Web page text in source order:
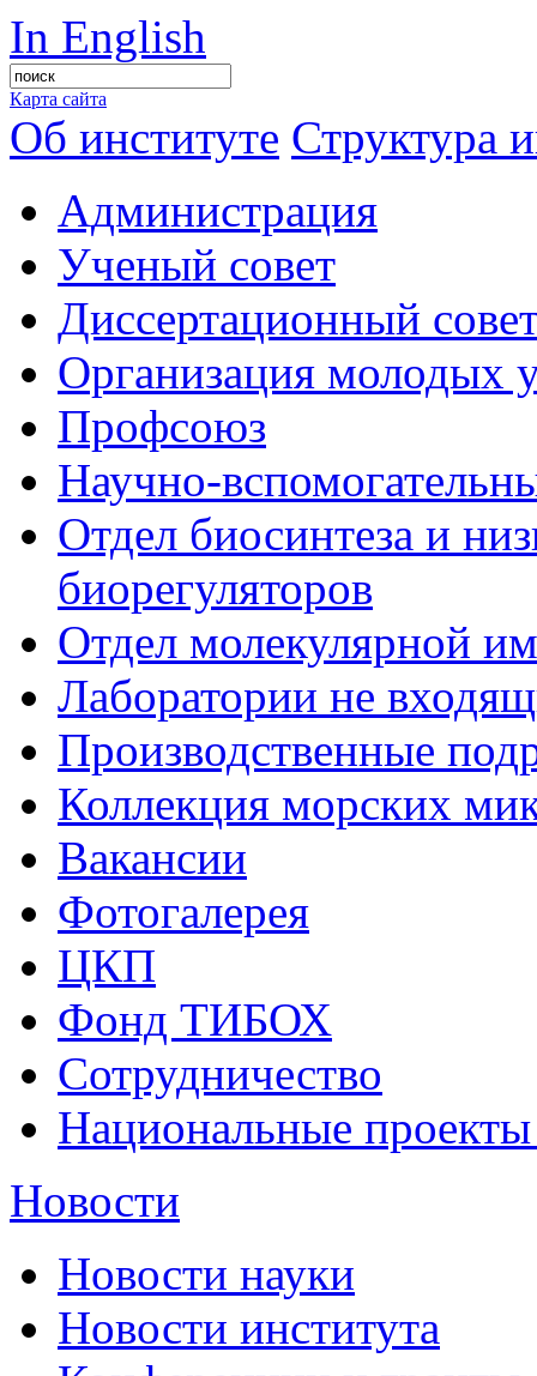
In English
Карта сайта
Об институте Структура
Администрация
Ученый совет
Диссертационный
Организация молодых
Профсоюз
Научно-
Отдел биосинтеза и
биорегуляторов
Отдел молекулярной
Лаборатории не
Производственные
Коллекция морских
Вакансии
Фотогалерея
ЦКП
Фонд ТИБОХ
Сотрудничество
Национальные
Новости
Новости науки
Новости института